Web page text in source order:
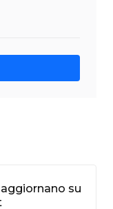
su